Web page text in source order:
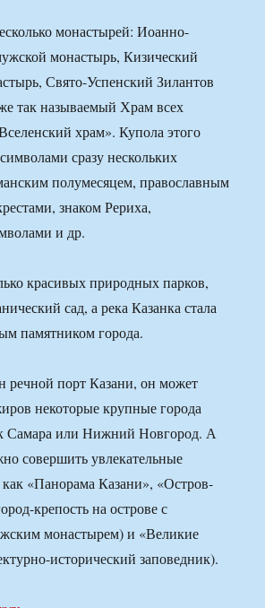
монастырей: Иоанно-
монастырь, Кизический
Свято-Успенский Зилантов
так называемый Храм всех
храм». Купола этого
сразу нескольких
полумесяцем, православным
знаком Рериха,
и др.
красивых природных парков,
сад, а река Казанка стала
памятником города.
речной порт Казани, он может
некоторые крупные города
Самара или Нижний Новгород. А
совершить увлекательные
как «Панорама Казани», «Остров-
крепость на острове с
монастырем) и «Великие
исторический заповедник).